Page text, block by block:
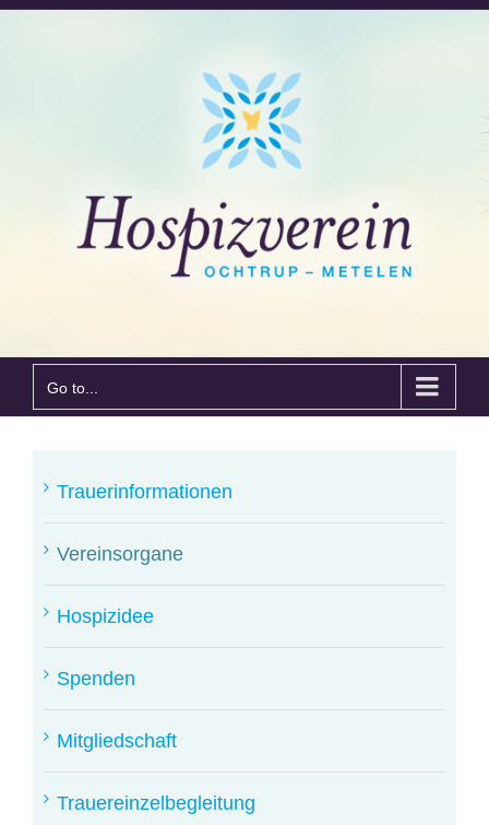
Go to...
Trauerinformationen
Vereinsorgane
Hospizidee
Spenden
Mitgliedschaft
Trauereinzelbegleitung